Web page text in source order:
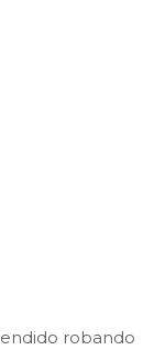
robando